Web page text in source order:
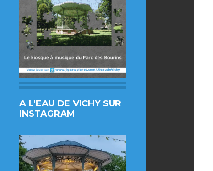
A L’EAU DE VICHY SUR
INSTAGRAM